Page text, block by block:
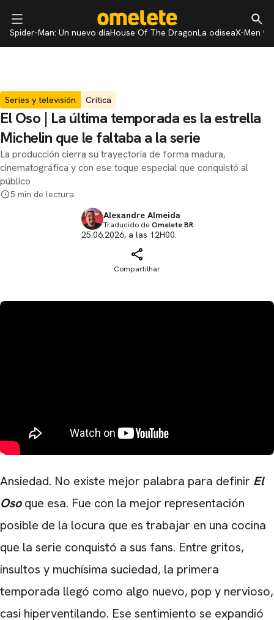
Spider-Man: Un nuevo díaHouse Of The DragonLa odiseaX-Men 97
Series y televisión Crítica
El Oso | La última temporada es la estrella
Michelin que le faltaba a la serie
La producción cierra su trayectoria de forma madura,
cinematográfica y con ese toque especial que conquistó al
público
5 min de lectura
Alexandre Almeida
Traducido deOmelete BR
25.06.2026, a las 12H00.
Compartilhar
Ansiedad. No existe mejor palabra para definir El
Osoque esa. Fue con la mejor representación
posible de la locura que es trabajar en una cocina
que la serie conquistó a sus fans. Entre gritos,
insultos y muchísima suciedad, la primera
temporada llegó como algo nuevo, pop y nervioso,
casi hiperventilando. Ese sentimiento se expandió